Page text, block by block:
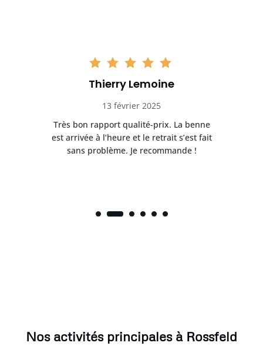
Thierry Lemoine
13 février 2025
Très bon rapport qualité-prix. La benne
est arrivée à l’heure et le retrait s’est fait
sans problème. Je recommande !
Nos activités principales à Rossfeld